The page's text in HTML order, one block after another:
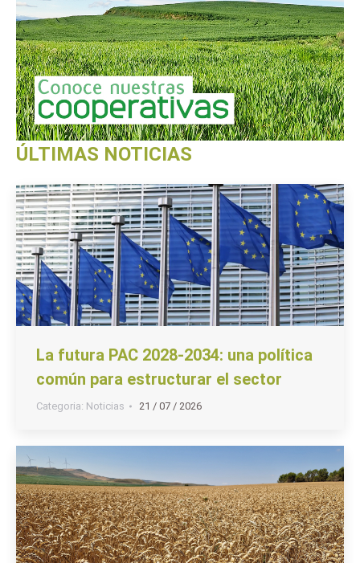
ÚLTIMAS NOTICIAS
La futura PAC 2028-2034: una política
común para estructurar el sector
Categoria: Noticias 21 / 07 / 2026